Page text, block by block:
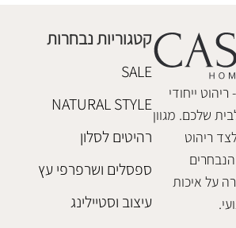
₪640
ריהוט ייחודי
שלכם. מגוון
ריהוט
הנבחרים
על איכות
קטגוריות נבחרות
SALE
NATURAL STYLE
רהיטים לסלון
ספסלים ושרפרפי עץ
עיצוב וסטיילינג